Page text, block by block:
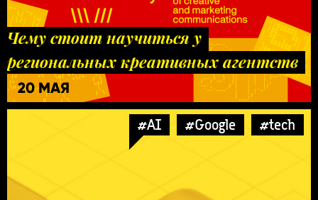
Чему стоит научиться у
региональных креативных агентств
20 МАЯ
#AI #Google #tech